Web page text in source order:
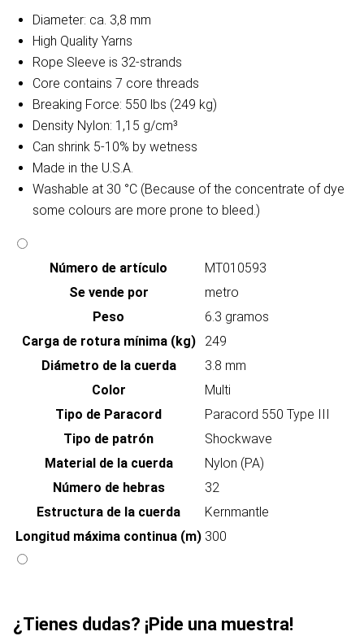
Diameter: ca. 3,8 mm
High Quality Yarns
Rope Sleeve is 32-strands
Core contains 7 core threads
Breaking Force: 550 lbs (249 kg)
Density Nylon: 1,15 g/cm³
Can shrink 5-10% by wetness
Made in the U.S.A.
Washable at 30 °C (Because of the concentrate of dye
some colours are more prone to bleed.)
Número de artículo
MT010593
Se vende por
metro
Peso
6.3 gramos
Carga de rotura mínima (kg)
249
Diámetro de la cuerda
3.8 mm
Color
Multi
Tipo de Paracord
Paracord 550 Type III
Tipo de patrón
Shockwave
Material de la cuerda
Nylon (PA)
Número de hebras
32
Estructura de la cuerda
Kernmantle
Longitud máxima continua (m) 300
¿Tienes dudas? ¡Pide una muestra!